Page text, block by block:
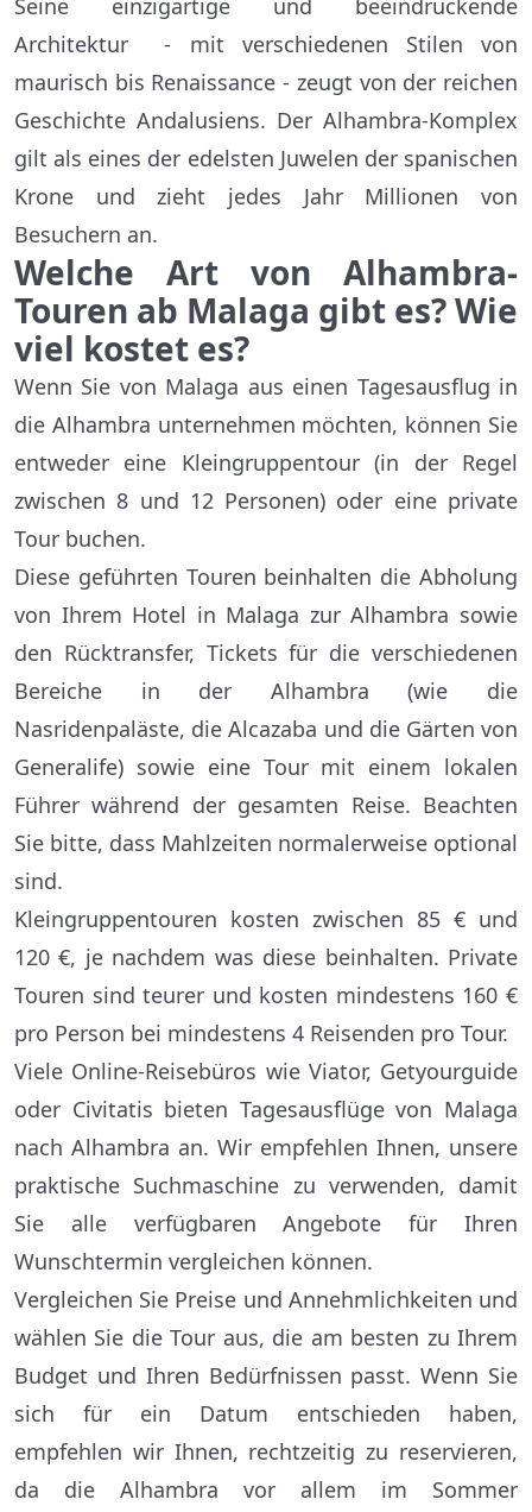
Seine einzigartige und beeindruckende
Architektur - mit verschiedenen Stilen von
maurisch bis Renaissance - zeugt von der reichen
Geschichte Andalusiens. Der Alhambra-Komplex
gilt als eines der edelsten Juwelen der spanischen
Krone und zieht jedes Jahr Millionen von
Besuchern an.
Welche Art von Alhambra-
Touren ab Malaga gibt es? Wie
viel kostet es?
Wenn Sie von Malaga aus einen Tagesausflug in
die Alhambra unternehmen möchten, können Sie
entweder eine Kleingruppentour (in der Regel
zwischen 8 und 12 Personen) oder eine private
Tour buchen.
Diese geführten Touren beinhalten die Abholung
von Ihrem Hotel in Malaga zur Alhambra sowie
den Rücktransfer, Tickets für die verschiedenen
Bereiche in der Alhambra (wie die
Nasridenpaläste, die Alcazaba und die Gärten von
Generalife) sowie eine Tour mit einem lokalen
Führer während der gesamten Reise. Beachten
Sie bitte, dass Mahlzeiten normalerweise optional
sind.
Kleingruppentouren kosten zwischen 85 € und
120 €, je nachdem was diese beinhalten. Private
Touren sind teurer und kosten mindestens 160 €
pro Person bei mindestens 4 Reisenden pro Tour.
Viele Online-Reisebüros wie Viator, Getyourguide
oder Civitatis bieten Tagesausflüge von Malaga
nach Alhambra an. Wir empfehlen Ihnen, unsere
praktische Suchmaschine zu verwenden, damit
Sie alle verfügbaren Angebote für Ihren
Wunschtermin vergleichen können.
Vergleichen Sie Preise und Annehmlichkeiten und
wählen Sie die Tour aus, die am besten zu Ihrem
Budget und Ihren Bedürfnissen passt. Wenn Sie
sich für ein Datum entschieden haben,
empfehlen wir Ihnen, rechtzeitig zu reservieren,
da die Alhambra vor allem im Sommer